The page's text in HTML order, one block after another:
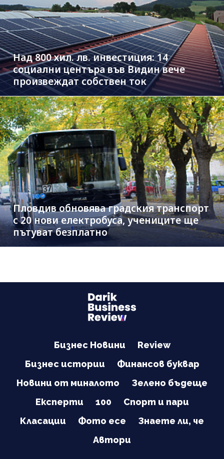
Над 800 хил. лв. инвестиция: 14
социални центъра във Видин вече
произвеждат собствен ток
Пловдив обновява градския транспорт
с 20 нови електробуса, учениците ще
пътуват безплатно
Бизнес Новини
Review
Бизнес истории
Финансов буквар
Новини от миналото
Зелено бъдеще
Експерти
100
Спорт и пари
Класации
Фото есе
Знаете ли, че
Автори